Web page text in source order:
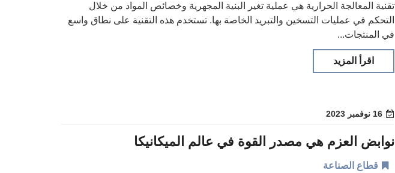
تقنية المعالجة الحرارية هي عملية تغير البنية المجهرية وخصائص المواد من خلال
التحكم في عمليات التسخين والتبريد الخاصة بها. تستخدم هذه التقنية على نطاق واسع
في المنتجات...
اقرأ المزيد
16 نوفمبر 2023
نوابض العزم هي مصدر القوة في عالم الميكانيكا
قطاع الصناعة